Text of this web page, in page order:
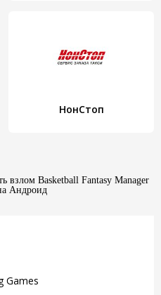
Games
НонСтоп
взлом Basketball Fantasy Manager
Андроид